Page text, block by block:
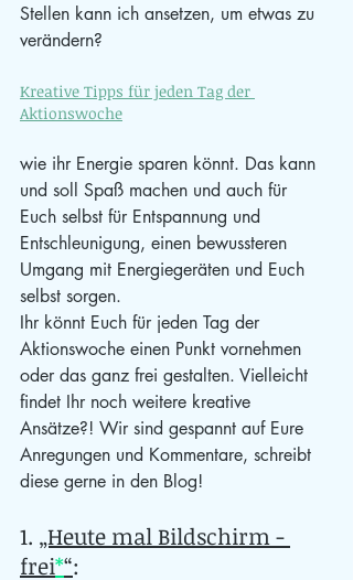
Stellen kann ich ansetzen, um etwas zu
verändern?
Kreative Tipps für jeden Tag der
Aktionswoche
wie ihr Energie sparen könnt. Das kann
und soll Spaß machen und auch für
Euch selbst für Entspannung und
Entschleunigung, einen bewussteren
Umgang mit Energiegeräten und Euch
selbst sorgen.
Ihr könnt Euch für jeden Tag der
Aktionswoche einen Punkt vornehmen
oder das ganz frei gestalten. Vielleicht
findet Ihr noch weitere kreative
Ansätze?! Wir sind gespannt auf Eure
Anregungen und Kommentare, schreibt
diese gerne in den Blog!
1. „Heute mal Bildschirm -
frei*“: